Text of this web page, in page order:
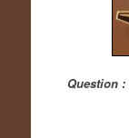
Question :